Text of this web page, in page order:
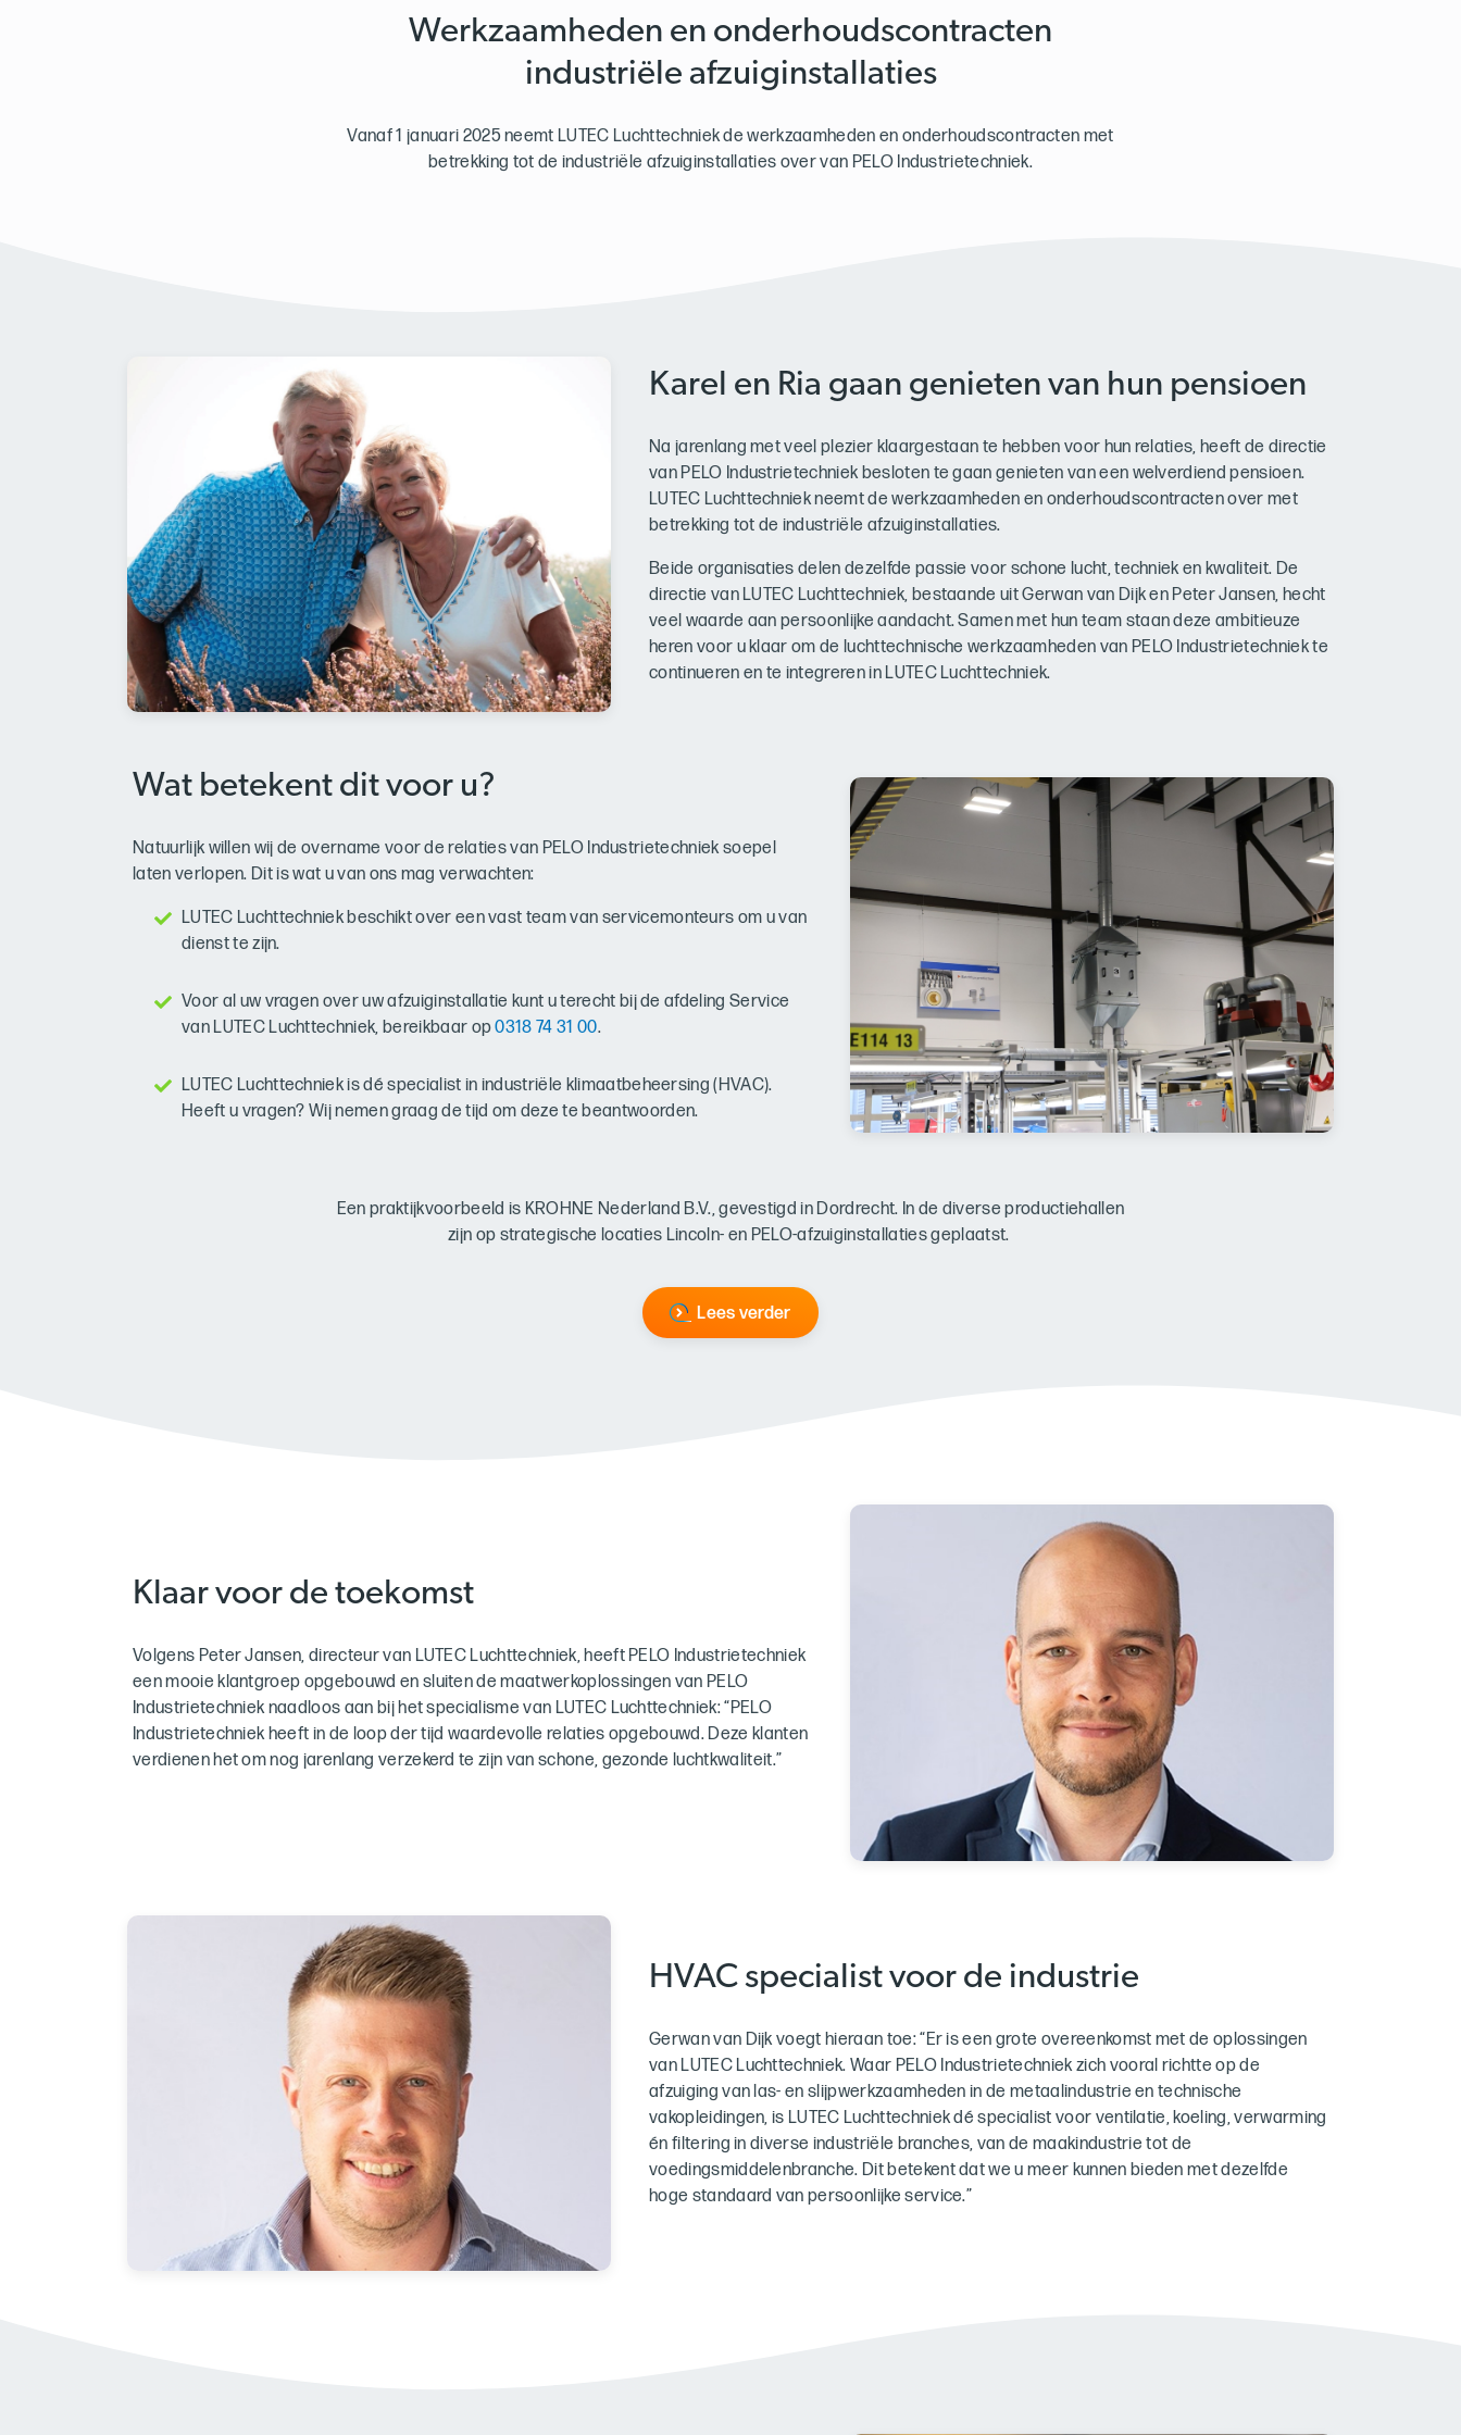
Werkzaamheden en onderhoudscontracten
industriële afzuiginstallaties
Vanaf 1 januari 2025 neemt LUTEC Luchttechniek de werkzaamheden en onderhoudscontracten met
betrekking tot de industriële afzuiginstallaties over van PELO Industrietechniek.
Karel en Ria gaan genieten van hun pensioen
Na jarenlang met veel plezier klaargestaan te hebben voor hun relaties, heeft de directie
van PELO Industrietechniek besloten te gaan genieten van een welverdiend pensioen.
LUTEC Luchttechniek neemt de werkzaamheden en onderhoudscontracten over met
betrekking tot de industriële afzuiginstallaties.
Beide organisaties delen dezelfde passie voor schone lucht, techniek en kwaliteit. De
directie van LUTEC Luchttechniek, bestaande uit Gerwan van Dijk en Peter Jansen, hecht
veel waarde aan persoonlijke aandacht. Samen met hun team staan deze ambitieuze
heren voor u klaar om de luchttechnische werkzaamheden van PELO Industrietechniek te
continueren en te integreren in LUTEC Luchttechniek.
Wat betekent dit voor u?
Natuurlijk willen wij de overname voor de relaties van PELO Industrietechniek soepel
laten verlopen. Dit is wat u van ons mag verwachten:
LUTEC Luchttechniek beschikt over een vast team van servicemonteurs om u van
dienst te zijn.
Voor al uw vragen over uw afzuiginstallatie kunt u terecht bij de afdeling Service
van LUTEC Luchttechniek, bereikbaar op0318 74 31 00.
LUTEC Luchttechniek is dé specialist in industriële klimaatbeheersing (HVAC).
Heeft u vragen? Wij nemen graag de tijd om deze te beantwoorden.
Een praktijkvoorbeeld is KROHNE Nederland B.V., gevestigd in Dordrecht. In de diverse productiehallen
zijn op strategische locaties Lincoln- en PELO-afzuiginstallaties geplaatst.
Lees verder
Klaar voor de toekomst
Volgens Peter Jansen, directeur van LUTEC Luchttechniek, heeft PELO Industrietechniek
een mooie klantgroep opgebouwd en sluiten de maatwerkoplossingen van PELO
Industrietechniek naadloos aan bij het specialisme van LUTEC Luchttechniek: “PELO
Industrietechniek heeft in de loop der tijd waardevolle relaties opgebouwd. Deze klanten
verdienen het om nog jarenlang verzekerd te zijn van schone, gezonde luchtkwaliteit.”
HVAC specialist voor de industrie
Gerwan van Dijk voegt hieraan toe: “Er is een grote overeenkomst met de oplossingen
van LUTEC Luchttechniek. Waar PELO Industrietechniek zich vooral richtte op de
afzuiging van las- en slijpwerkzaamheden in de metaalindustrie en technische
vakopleidingen, is LUTEC Luchttechniek dé specialist voor ventilatie, koeling, verwarming
én filtering in diverse industriële branches, van de maakindustrie tot de
voedingsmiddelenbranche. Dit betekent dat we u meer kunnen bieden met dezelfde
hoge standaard van persoonlijke service.”